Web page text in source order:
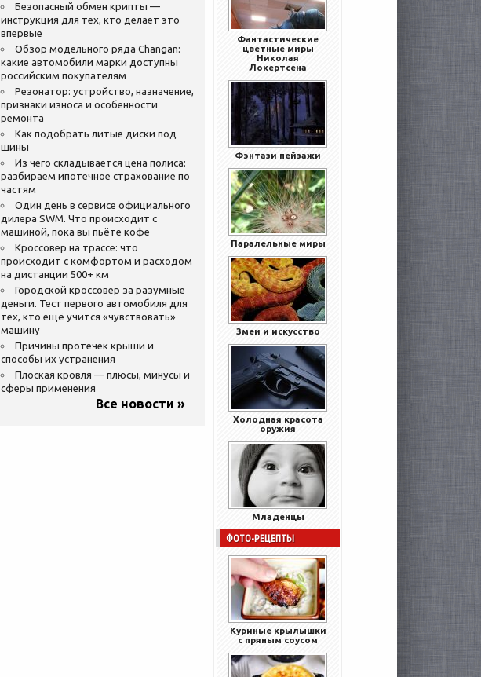
Безопасный обмен крипты —
инструкция для тех, кто делает это
впервые
Обзор модельного ряда Changan:
какие автомобили марки доступны
российским покупателям
Резонатор: устройство, назначение,
признаки износа и особенности
ремонта
Как подобрать литые диски под
шины
Из чего складывается цена полиса:
разбираем ипотечное страхование по
частям
Один день в сервисе официального
дилера SWM. Что происходит с
машиной, пока вы пьёте кофе
Кроссовер на трассе: что
происходит с комфортом и расходом
на дистанции 500+ км
Городской кроссовер за разумные
деньги. Тест первого автомобиля для
тех, кто ещё учится «чувствовать»
машину
Причины протечек крыши и
способы их устранения
Плоская кровля — плюсы, минусы и
сферы применения
Все новости »
Фантастические
цветные миры
Николая
Локертсена
Фэнтази пейзажи
Паралельные миры
Змеи и искусство
Холодная красота
оружия
Младенцы
ФОТО-РЕЦЕПТЫ
Куриные крылышки
с пряным соусом